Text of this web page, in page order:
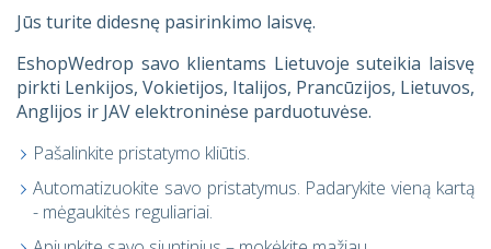
Jūs turite didesnę pasirinkimo laisvę.
EshopWedrop savo klientams Lietuvoje suteikia laisvę
pirkti Lenkijos, Vokietijos, Italijos, Prancūzijos, Lietuvos,
Anglijos ir JAV elektroninėse parduotuvėse.
Pašalinkite pristatymo kliūtis.
Automatizuokite savo pristatymus. Padarykite vieną kartą
- mėgaukitės reguliariai.